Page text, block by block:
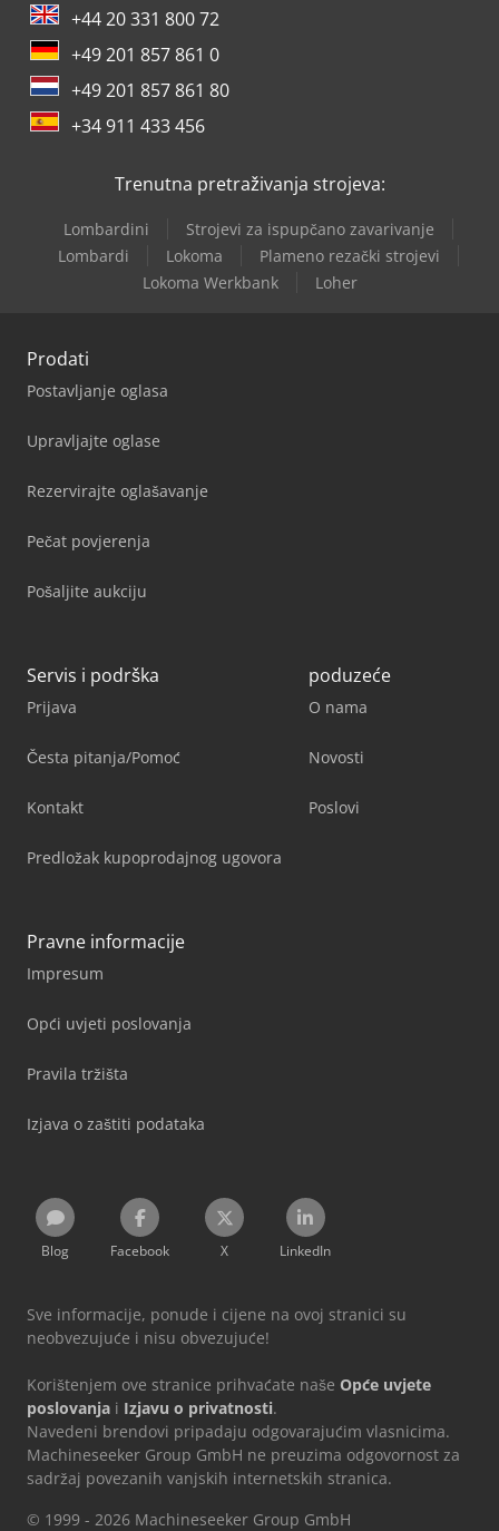
+44 20 331 800 72
+49 201 857 861 0
+49 201 857 861 80
+34 911 433 456
Trenutna pretraživanja strojeva:
Lombardini
Strojevi za ispupčano zavarivanje
Lombardi
Lokoma
Plameno rezački strojevi
Lokoma Werkbank
Loher
Prodati
Postavljanje oglasa
Upravljajte oglase
Rezervirajte oglašavanje
Pečat povjerenja
Pošaljite aukciju
Servis i podrška
Prijava
Česta pitanja/Pomoć
Kontakt
Predložak kupoprodajnog ugovora
poduzeće
O nama
Novosti
Poslovi
Pravne informacije
Impresum
Opći uvjeti poslovanja
Pravila tržišta
Izjava o zaštiti podataka
Blog Facebook X LinkedIn
Sve informacije, ponude i cijene na ovoj stranici su
neobvezujuće i nisu obvezujuće!
Korištenjem ove stranice prihvaćate naše Opće uvjete
poslovanja i Izjavu o privatnosti.
Navedeni brendovi pripadaju odgovarajućim vlasnicima.
Machineseeker Group GmbH ne preuzima odgovornost za
sadržaj povezanih vanjskih internetskih stranica.
© 1999 - 2026 Machineseeker Group GmbH